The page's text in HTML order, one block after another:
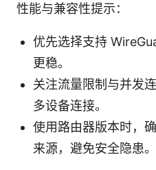
性能与兼容性提示：
优先选择支持
更稳。
关注流量限制与并发
多设备连接。
使用路由器版本时，
来源，避免安全隐患。